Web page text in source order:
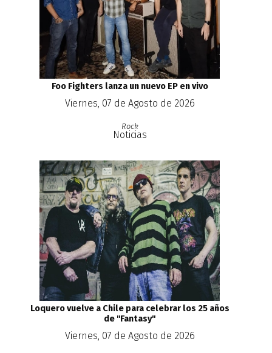
Foo Fighters lanza un nuevo EP en vivo
Viernes, 07 de Agosto de 2026
Rock
Noticias
Loquero vuelve a Chile para celebrar los 25 años
de ''Fantasy''
Viernes, 07 de Agosto de 2026